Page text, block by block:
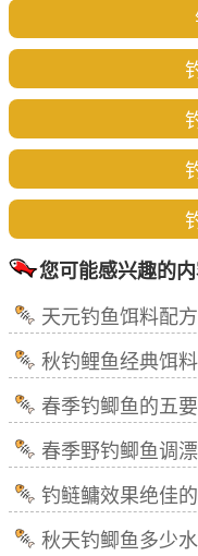
您可能感兴趣的
天元钓鱼饵料配
秋钓鲤鱼经典饵
春季钓鲫鱼的五
春季野钓鲫鱼调
钓鲢鳙效果绝佳
秋天钓鲫鱼多少水